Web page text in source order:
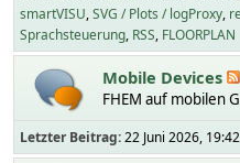
smartVISU SVG / Plots / logProxy
Sprachsteuerung RSS FLOORPLAN
Mobile Devices
FHEM auf mobilen
Letzter Beitrag:22 Juni 2026,